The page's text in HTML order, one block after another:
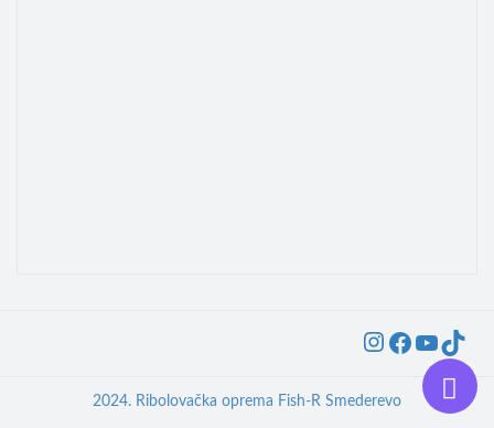
2024. Ribolovačka oprema Fish-R Smederevo